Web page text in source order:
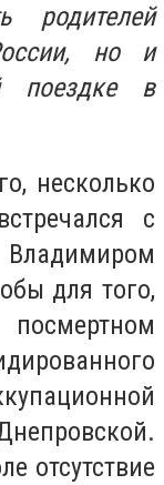
родителей
но и
поездке в
несколько
с
для того,
отсутствие